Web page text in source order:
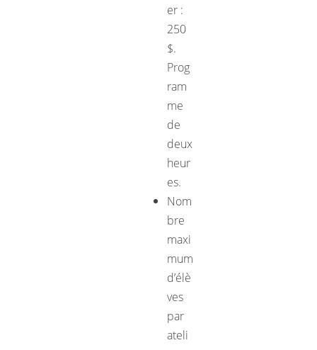
er :
250
$.
Prog
ram
me
de
deux
heur
es.
Nom
bre
maxi
mum
d’élè
ves
par
ateli